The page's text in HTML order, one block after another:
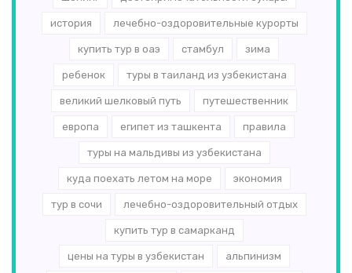
история лечебно-оздоровительные курорты
купить тур в оаэ стамбул зима
ребенок туры в таиланд из узбекистана
великий шелковый путь путешественник
европа египет из ташкента правила
туры на мальдивы из узбекистана
куда поехать летом на море экономия
тур в сочи лечебно-оздоровительный отдых
купить тур в самарканд
цены на туры в узбекистан альпинизм